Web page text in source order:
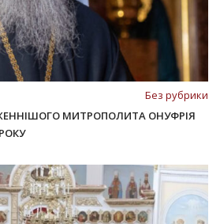
Без рубрики
МИТРОПОЛИТА ОНУФРІЯ